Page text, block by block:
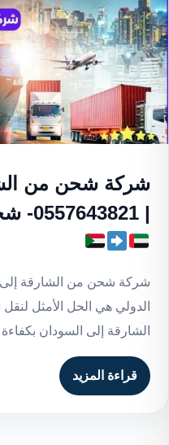
شركة شحن من
| 0557643821- شحن موثوق وآمن
شركة شحن من الشارقة إلى
الدولي هي الحل الأمثل
الشارقة إلى السودان
قراءة المزيد